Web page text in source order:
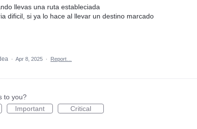
llevas una ruta estableciada
dificil, si ya lo hace al llevar un destino marcado
· Apr 8, 2025 · Report…
to you?
Important Critical